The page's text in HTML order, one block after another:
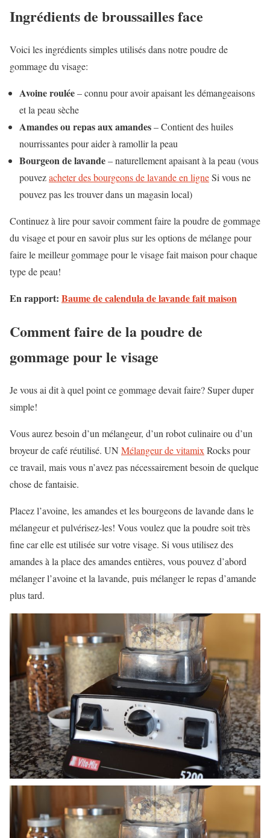
Ingrédients de broussailles face
Voici les ingrédients simples utilisés dans notre poudre de
gommage du visage:
Avoine roulée– connu pour avoir apaisant les démangeaisons
et la peau sèche
Amandes ou repas aux amandes– Contient des huiles
nourrissantes pour aider à ramollir la peau
Bourgeon de lavande– naturellement apaisant à la peau (vous
pouvezacheter des bourgeons de lavande en ligneSi vous ne
pouvez pas les trouver dans un magasin local)
Continuez à lire pour savoir comment faire la poudre de gommage
du visage et pour en savoir plus sur les options de mélange pour
faire le meilleur gommage pour le visage fait maison pour chaque
type de peau!
En rapport: Baume de calendula de lavande fait maison
Comment faire de la poudre de
gommage pour le visage
Je vous ai dit à quel point ce gommage devait faire? Super duper
simple!
Vous aurez besoin d’un mélangeur, d’un robot culinaire ou d’un
broyeur de café réutilisé. UN Mélangeur de vitamix Rocks pour
ce travail, mais vous n’avez pas nécessairement besoin de quelque
chose de fantaisie.
Placez l’avoine, les amandes et les bourgeons de lavande dans le
mélangeur et pulvérisez-les! Vous voulez que la poudre soit très
fine car elle est utilisée sur votre visage. Si vous utilisez des
amandes à la place des amandes entières, vous pouvez d’abord
mélanger l’avoine et la lavande, puis mélanger le repas d’amande
plus tard.